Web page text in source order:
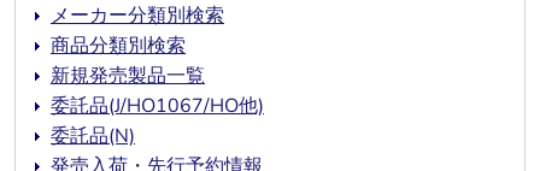
メーカー分類別検索
商品分類別検索
新規発売製品一覧
委託品(J/HO1067/HO他)
委託品(N)